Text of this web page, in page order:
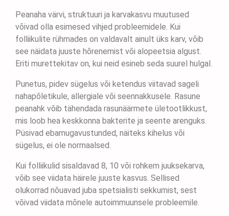
Peanaha värvi, struktuuri ja karvakasvu muutused
võivad olla esimesed vihjed probleemidele. Kui
folliikulite rühmades on valdavalt ainult üks karv, võib
see näidata juuste hõrenemist või alopeetsia algust.
Eriti murettekitav on, kui neid esineb seda suurel hulgal.
Punetus, pidev sügelus või ketendus viitavad sageli
nahapõletikule, allergiale või seennakkusele. Rasune
peanahk võib tähendada rasunäärmete ületootlikkust,
mis loob hea keskkonna bakterite ja seente arenguks.
Püsivad ebamugavustunded, näiteks kihelus või
sügelus, ei ole normaalsed.
Kui folliikulid sisaldavad 8, 10 või rohkem juuksekarva,
võib see viidata häirele juuste kasvus. Sellised
olukorrad nõuavad juba spetsialisti sekkumist, sest
võivad viidata mõnele autoimmuunsele probleemile.